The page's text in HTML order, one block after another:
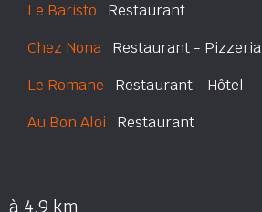
Le Baristo Restaurant
Chez Nona Restaurant - Pizzeria
Le Romane Restaurant - Hôtel
Au Bon Aloi Restaurant
à 4.9 km